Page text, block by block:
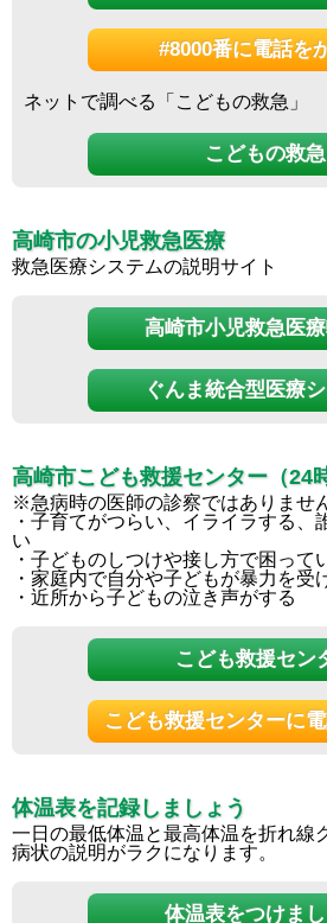
#8000番に電話を
ネットで調べる「こどもの救急」
こどもの救急
高崎市の小児救急医療
救急医療システムの説明サイト
高崎市小児救急医
ぐんま統合型医療
高崎市こども救援センター（24
※急病時の医師の診察ではありませ
・子育てがつらい、イライラする、
い
・子どものしつけや接し方で困って
・家庭内で自分や子どもが暴力を受
・近所から子どもの泣き声がする
こども救援セン
こども救援センターに
体温表を記録しましょう
一日の最低体温と最高体温を折れ線
病状の説明がラクになります。
体温表をつけま